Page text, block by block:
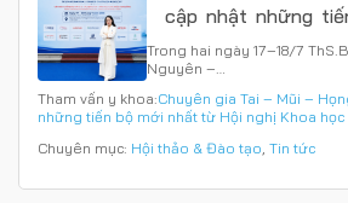
cập nhật những
Hội nghị Khoa học
Trong hai ngày 17–18/7
Nguyên –…
Tham vấn y khoa:Chuyên gia Tai – Mũi –
những tiến bộ mới nhất từ Hội nghị Khoa học
Chuyên mục: Hội thảo & Đào tạo, Tin tức